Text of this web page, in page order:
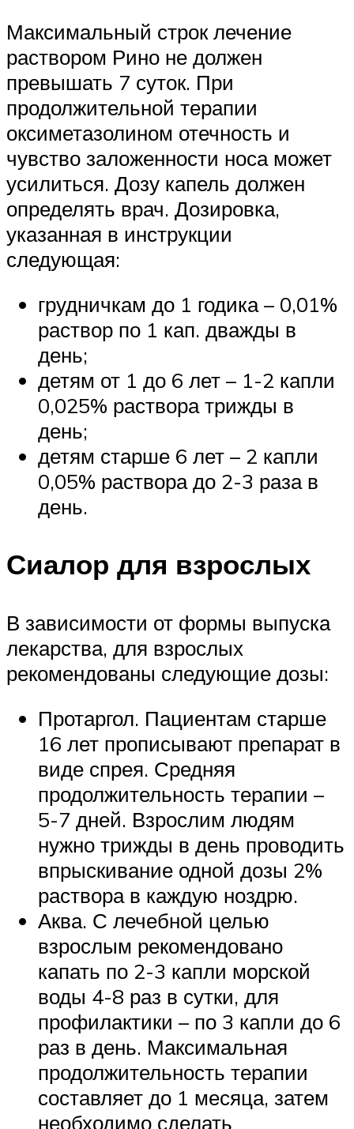
Максимальный строк лечение
раствором Рино не должен
превышать 7 суток. При
продолжительной терапии
оксиметазолином отечность и
чувство заложенности носа может
усилиться. Дозу капель должен
определять врач. Дозировка,
указанная в инструкции
следующая:
грудничкам до 1 годика – 0,01%
раствор по 1 кап. дважды в
день;
детям от 1 до 6 лет – 1-2 капли
0,025% раствора трижды в
день;
детям старше 6 лет – 2 капли
0,05% раствора до 2-3 раза в
день.
Сиалор для взрослых
В зависимости от формы выпуска
лекарства, для взрослых
рекомендованы следующие дозы:
Протаргол. Пациентам старше
16 лет прописывают препарат в
виде спрея. Средняя
продолжительность терапии –
5-7 дней. Взрослим людям
нужно трижды в день проводить
впрыскивание одной дозы 2%
раствора в каждую ноздрю.
Аква. С лечебной целью
взрослым рекомендовано
капать по 2-3 капли морской
воды 4-8 раз в сутки, для
профилактики – по 3 капли до 6
раз в день. Максимальная
продолжительность терапии
составляет до 1 месяца, затем
необходимо сделать